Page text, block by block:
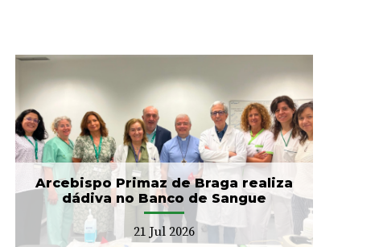
Arcebispo Primaz de Braga realiza
dádiva no Banco de Sangue
21 Jul 2026